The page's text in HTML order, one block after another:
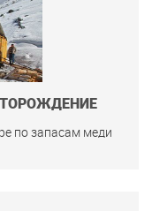
по запасам меди